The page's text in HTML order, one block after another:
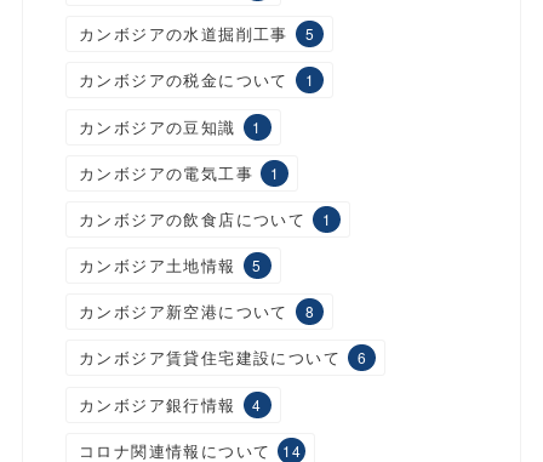
カンボジアの水道掘削工事 5
カンボジアの税金について 1
カンボジアの豆知識 1
カンボジアの電気工事 1
カンボジアの飲食店について 1
カンボジア土地情報 5
カンボジア新空港について 8
カンボジア賃貸住宅建設について 6
カンボジア銀行情報 4
コロナ関連情報について 14